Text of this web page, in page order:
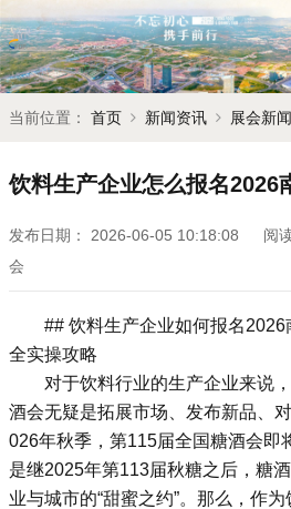
当前位置： 首页 新闻资讯 展会新闻
饮料生产企业怎么报名2026
发布日期： 2026-06-05 10:18:08 阅
会
## 饮料生产企业如何报名2026
全实操攻略
对于饮料行业的生产企业来说
酒会无疑是拓展市场、发布新品、
026年秋季，第115届全国糖酒会即
是继2025年第113届秋糖之后，糖
业与城市的“甜蜜之约”。那么，作